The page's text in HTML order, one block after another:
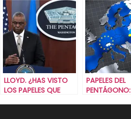
LLOYD. ¿HAS VISTO
LOS PAPELES QUE
PAPELES DEL
PENTÁGONO: